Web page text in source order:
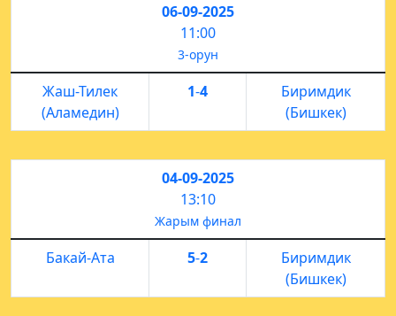
06-09-2025
11:00
3-орун
Жаш-Тилек
(Аламедин)
1-4
Биримдик
(Бишкек)
04-09-2025
13:10
Жарым финал
Бакай-Ата 5-2
Биримдик
(Бишкек)